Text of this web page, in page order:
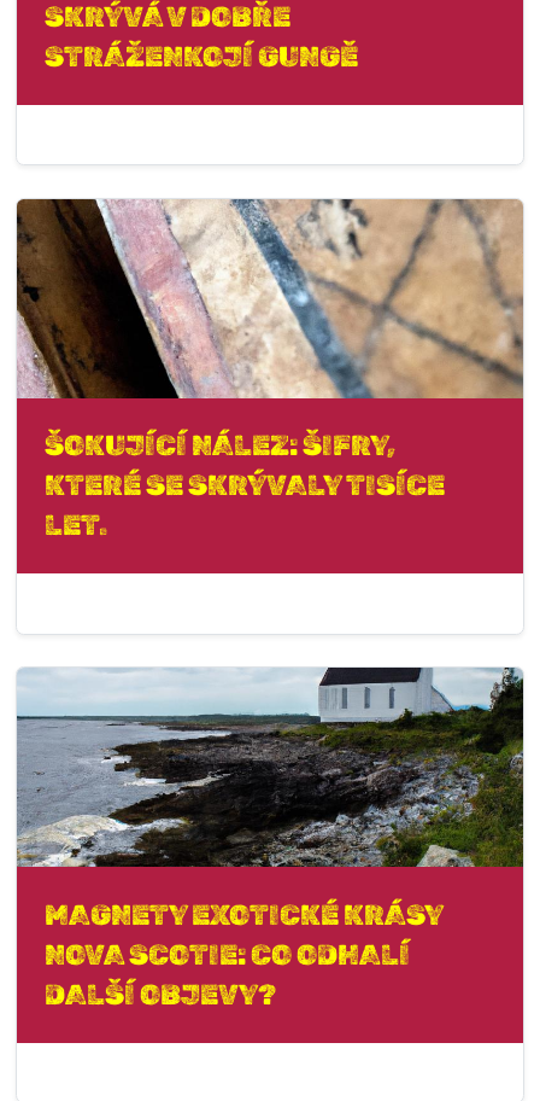
SKRÝVÁ V DOBŘE
STRÁŽENKOJÍ GUNGĚ
ŠOKUJÍCÍ NÁLEZ: ŠIFRY,
KTERÉ SE SKRÝVALY TISÍCE
LET.
MAGNETY EXOTICKÉ KRÁSY
NOVA SCOTIE: CO ODHALÍ
DALŠÍ OBJEVY?